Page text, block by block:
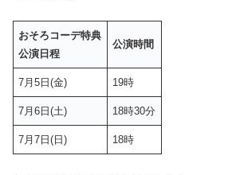
おそろコーデ特典
公演日程
公演時間
7月5日(金) 19時
7月6日(土) 18時30分
7月7日(日) 18時